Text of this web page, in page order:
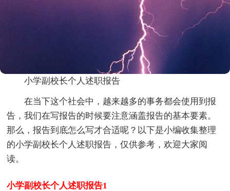
小学副校长个人述职报告
在当下这个社会中，越来越多的事务都会使用到报
告，我们在写报告的时候要注意涵盖报告的基本要素。
那么，报告到底怎么写才合适呢？以下是小编收集整理
的小学副校长个人述职报告，仅供参考，欢迎大家阅
读。
小学副校长个人述职报告1